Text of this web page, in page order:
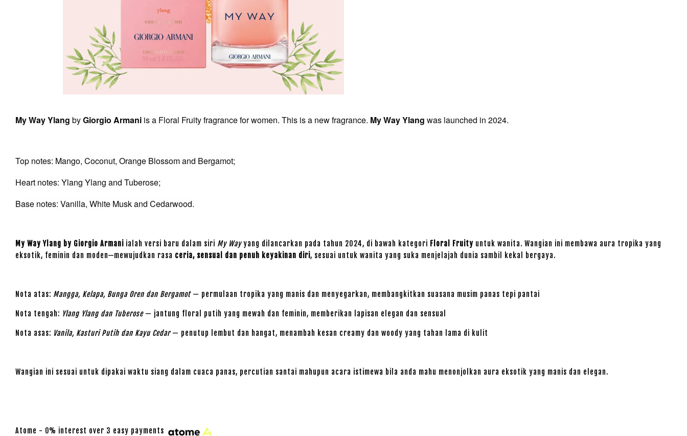
My Way Ylang byGiorgio Armani is a Floral Fruity fragrance for women. This is a new fragrance. My Way Ylang was launched in 2024.
Top notes: Mango, Coconut, Orange Blossom and Bergamot;
Heart notes: Ylang Ylang and Tuberose;
Base notes: Vanilla, White Musk and Cedarwood.
My Way Ylang by Giorgio Armani ialah versi baru dalam siri My Wayyang dilancarkan pada tahun 2024, di bawah kategori Floral Fruity untuk wanita. Wangian ini membawa aura tropika yang
eksotik, feminin dan moden—mewujudkan rasa ceria, sensual dan penuh keyakinan diri, sesuai untuk wanita yang suka menjelajah dunia sambil kekal bergaya.
Nota atas: Mangga, Kelapa, Bunga Oren dan Bergamot— permulaan tropika yang manis dan menyegarkan, membangkitkan suasana musim panas tepi pantai
Nota tengah: Ylang Ylang dan Tuberose— jantung floral putih yang mewah dan feminin, memberikan lapisan elegan dan sensual
Nota asas: Vanila, Kasturi Putih dan Kayu Cedar— penutup lembut dan hangat, menambah kesan creamy dan woody yang tahan lama di kulit
Wangian ini sesuai untuk dipakai waktu siang dalam cuaca panas, percutian santai mahupun acara istimewa bila anda mahu menonjolkan aura eksotik yang manis dan elegan.
Atome - 0% interest over 3 easy payments